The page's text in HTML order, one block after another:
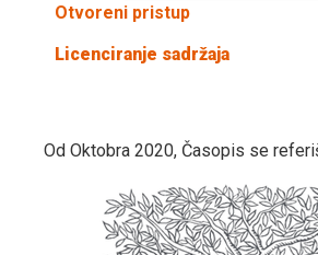
Otvoreni pristup
Licenciranje sadržaja
Od Oktobra 2020, Časopis se